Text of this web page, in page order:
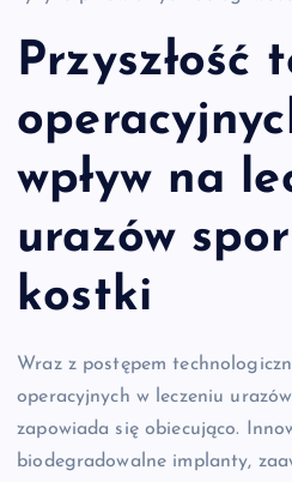
Przyszłość
wpływ na
urazów
kostki
Wraz z postępem
operacyjnych w leczeniu
zapowiada się obiecująco.
biodegradowalne implanty,